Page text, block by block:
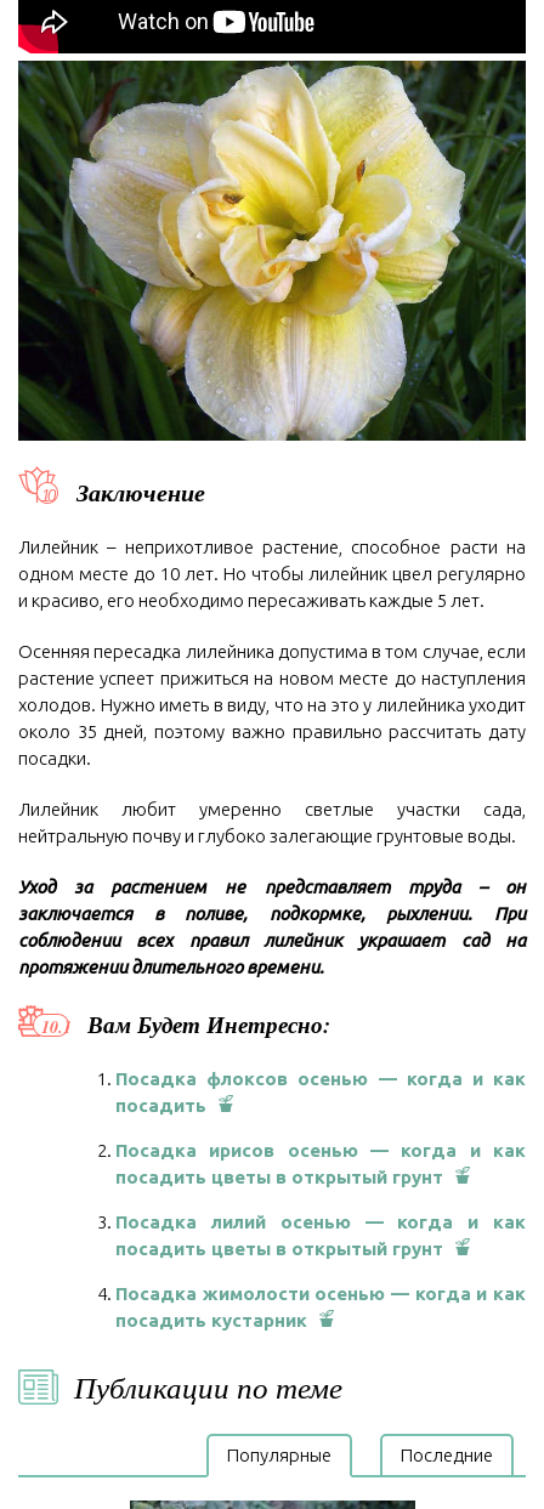
Заключение
Лилейник – неприхотливое растение, способное расти на
одном месте до 10 лет. Но чтобы лилейник цвел регулярно
и красиво, его необходимо пересаживать каждые 5 лет.
Осенняя пересадка лилейника допустима в том случае, если
растение успеет прижиться на новом месте до наступления
холодов. Нужно иметь в виду, что на это у лилейника уходит
около 35 дней, поэтому важно правильно рассчитать дату
посадки.
Лилейник любит умеренно светлые участки сада,
нейтральную почву и глубоко залегающие грунтовые воды.
Уход за растением не представляет труда – он
заключается в поливе, подкормке, рыхлении. При
соблюдении всех правил лилейник украшает сад на
протяжении длительного времени.
Вам Будет Инетресно:
Посадка флоксов осенью — когда и как
посадить
Посадка ирисов осенью — когда и как
посадить цветы в открытый грунт
Посадка лилий осенью — когда и как
посадить цветы в открытый грунт
Посадка жимолости осенью — когда и как
посадить кустарник
Публикации по теме
Популярные Последние